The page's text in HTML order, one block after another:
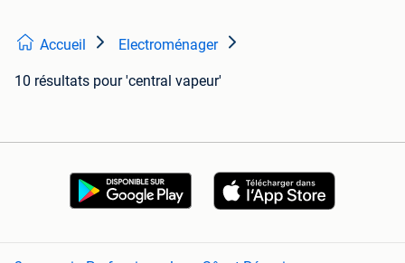
Accueil Electroménager
10 résultats pour 'central vapeur'